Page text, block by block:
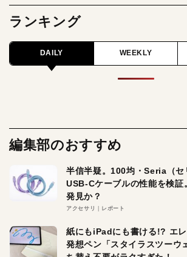
ランキング
DAILY WEEKLY
編集部のおすすめ
半信半疑。100均・Seria（セ
USB-Cケーブルの性能を検証
発見か？
アクセサリ レポート
紙にもiPadにも書ける!? エ
発想ペン「スタイラスツーウ